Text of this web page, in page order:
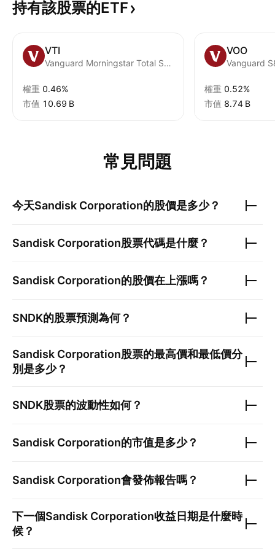
持有該股票的ETF
VTI
Vanguard Morningstar Total Stock Market ETF
權重 0.46%
市值 ‪10.69 B‬
VOO
Vanguard
權重 0.52%
市值 ‪8.74 B‬
常見問題
今天Sandisk Corporation的股價是多少？
Sandisk Corporation股票代碼是什麼？
Sandisk Corporation的股價在上漲嗎？
SNDK的股票預測為何？
Sandisk Corporation股票的最高價和最低價分
別是多少？
SNDK股票的波動性如何？
Sandisk Corporation的市值是多少？
Sandisk Corporation會發佈報告嗎？
下一個Sandisk Corporation收益日期是什麼時
候？